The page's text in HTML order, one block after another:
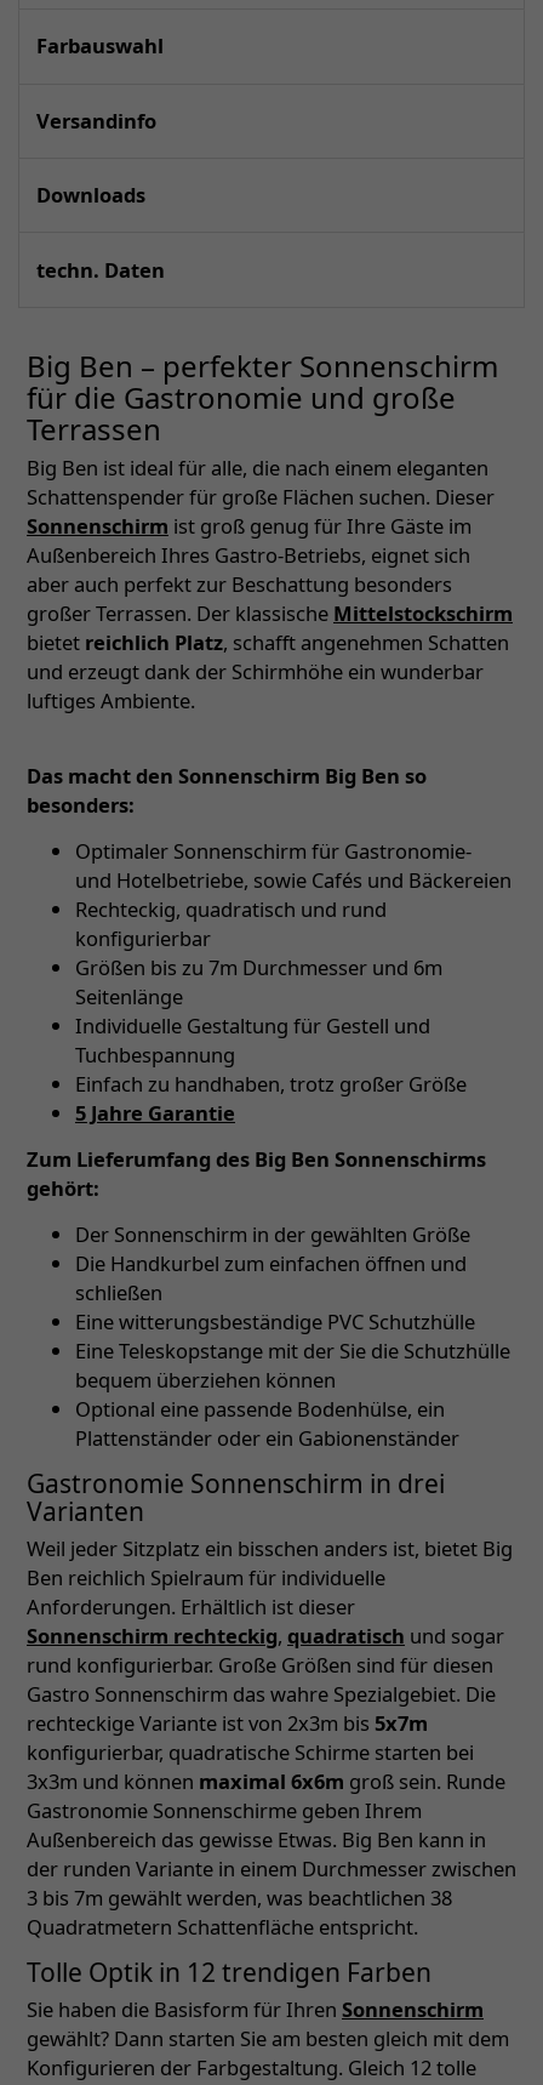
Farbauswahl
Versandinfo
Downloads
techn. Daten
Big Ben – perfekter Sonnenschirm
für die Gastronomie und große
Terrassen
Big Ben ist ideal für alle, die nach einem eleganten
Schattenspender für große Flächen suchen. Dieser
Sonnenschirm ist groß genug für Ihre Gäste im
Außenbereich Ihres Gastro-Betriebs, eignet sich
aber auch perfekt zur Beschattung besonders
großer Terrassen. Der klassische Mittelstockschirm
bietet reichlich Platz, schafft angenehmen Schatten
und erzeugt dank der Schirmhöhe ein wunderbar
luftiges Ambiente.
Das macht den Sonnenschirm Big Ben so
besonders:
Optimaler Sonnenschirm für Gastronomie-
und Hotelbetriebe, sowie Cafés und Bäckereien
Rechteckig, quadratisch und rund
konfigurierbar
Größen bis zu 7m Durchmesser und 6m
Seitenlänge
Individuelle Gestaltung für Gestell und
Tuchbespannung
Einfach zu handhaben, trotz großer Größe
5 Jahre Garantie
Zum Lieferumfang des Big Ben Sonnenschirms
gehört:
Der Sonnenschirm in der gewählten Größe
Die Handkurbel zum einfachen öffnen und
schließen
Eine witterungsbeständige PVC Schutzhülle
Eine Teleskopstange mit der Sie die Schutzhülle
bequem überziehen können
Optional eine passende Bodenhülse, ein
Plattenständer oder ein Gabionenständer
Gastronomie Sonnenschirm in drei
Varianten
Weil jeder Sitzplatz ein bisschen anders ist, bietet Big
Ben reichlich Spielraum für individuelle
Anforderungen. Erhältlich ist dieser
Sonnenschirm rechteckig, quadratisch und sogar
rund konfigurierbar. Große Größen sind für diesen
Gastro Sonnenschirm das wahre Spezialgebiet. Die
rechteckige Variante ist von 2x3m bis 5x7m
konfigurierbar, quadratische Schirme starten bei
3x3m und können maximal 6x6m groß sein. Runde
Gastronomie Sonnenschirme geben Ihrem
Außenbereich das gewisse Etwas. Big Ben kann in
der runden Variante in einem Durchmesser zwischen
3 bis 7m gewählt werden, was beachtlichen 38
Quadratmetern Schattenfläche entspricht.
Tolle Optik in 12 trendigen Farben
Sie haben die Basisform für Ihren Sonnenschirm
gewählt? Dann starten Sie am besten gleich mit dem
Konfigurieren der Farbgestaltung. Gleich 12 tolle